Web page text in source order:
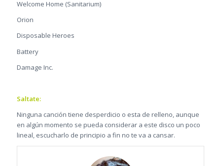
Welcome Home (Sanitarium)
Orion
Disposable Heroes
Battery
Damage Inc.
Saltate:
Ninguna canción tiene desperdicio o esta de relleno, aunque
en algún momento se pueda considerar a este disco un poco
lineal, escucharlo de principio a fin no te va a cansar.